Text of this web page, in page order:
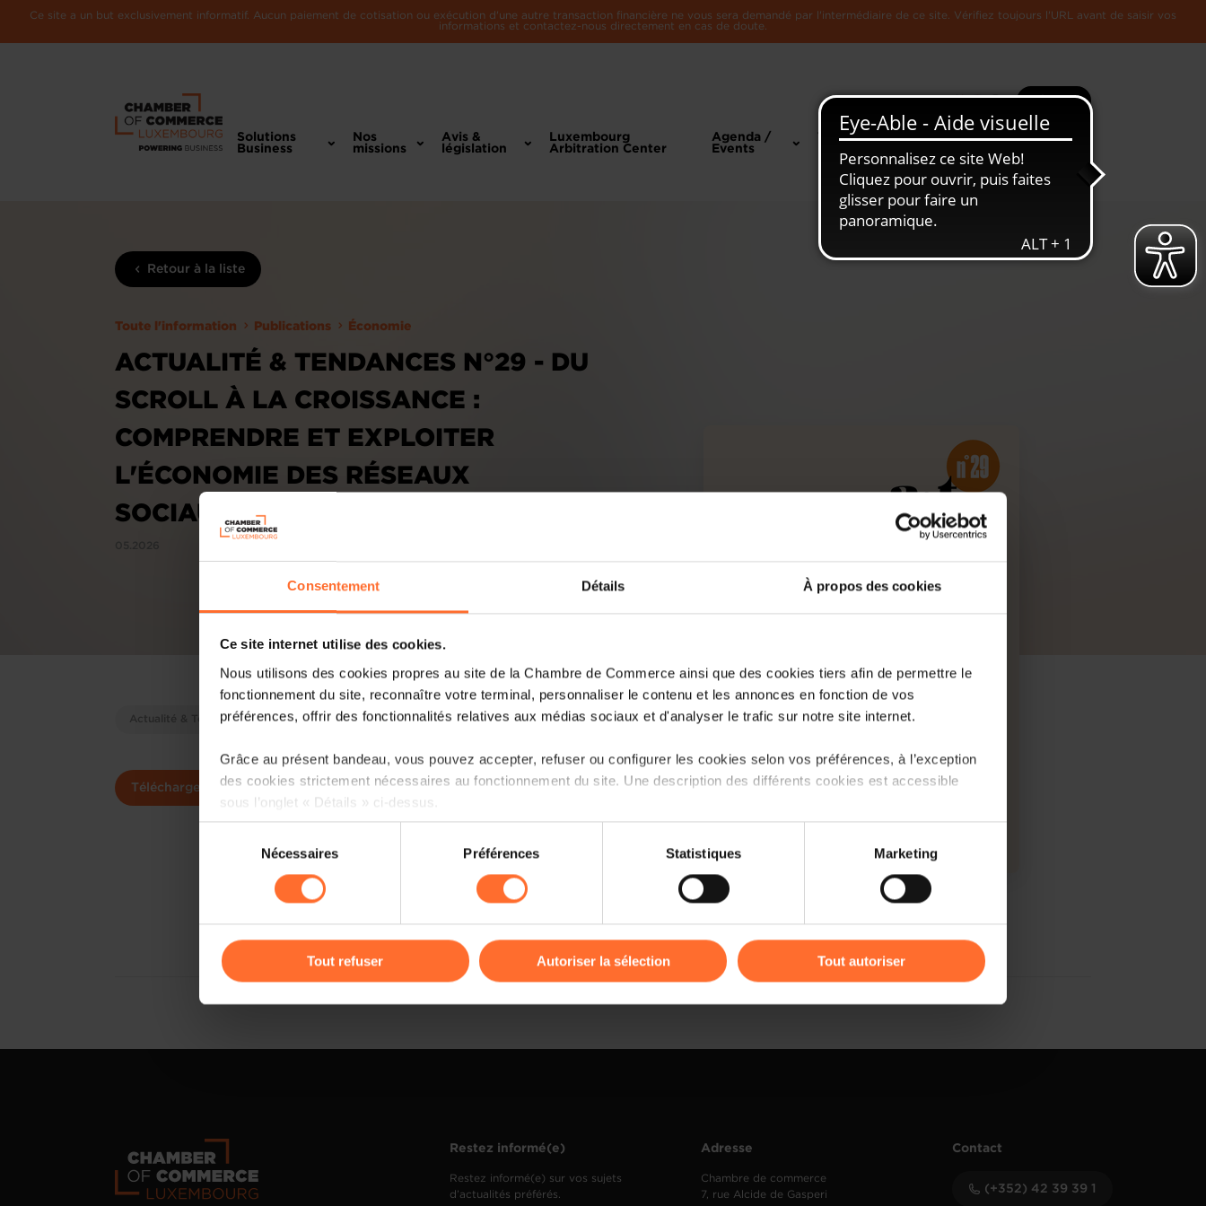
Consentement Détails À propos des cookies
Ce site internet utilise des cookies.
Nous utilisons des cookies propres au site de la Chambre de Commerce ainsi que des cookies tiers afin de permettre le
fonctionnement du site, reconnaître votre terminal, personnaliser le contenu et les annonces en fonction de vos
préférences, offrir des fonctionnalités relatives aux médias sociaux et d'analyser le trafic sur notre site internet.
Grâce au présent bandeau, vous pouvez accepter, refuser ou configurer les cookies selon vos préférences, à l’exception
des cookies strictement nécessaires au fonctionnement du site. Une description des différents cookies est accessible
sous l’onglet « Détails » ci-dessus.
Il est précisé que la navigation sur le site et certaines fonctionnalités (ex : lecture de vidéos, partage sur les réseaux
sociaux, sauvegarde des préférences de lecture vidéo, personnalisation de l’affichage du site) peuvent être affectées en
cas de refus de tous les cookies ou des cookies non nécessaires.
gauche de chaque page.
consentement
Nécessaires Préférences Statistiques Marketing
Tout refuser Autoriser la sélection Tout autoriser
Ce site a un but exclusivement informatif. Aucun paiement de cotisation ou exécution d'une autre transaction financière ne vous sera demandé par l'intermédiaire de ce site. Vérifiez toujours l'URL avant de saisir vos
informations et contactez-nous directement en cas de doute.
Recherche Plus
Solutions
Business
Nos
missions
Avis &
législation
Luxembourg
Arbitration Center
Agenda /
Events
Toute
L'Economie
Retour à la liste
Toute l'information Publications Économie
ACTUALITÉ & TENDANCES N°29 - DU
SCROLL À LA CROISSANCE :
COMPRENDRE ET EXPLOITER
L'ÉCONOMIE DES RÉSEAUX
SOCIAUX AU LUXEMBOURG
Actualité & Tendances
Télécharger Commander version imprimée
PDF, 4.0 Mo
Restez informé(e)
Restez informé(e) sur vos sujets
d’actualités préférés.
Adresse
Chambre de commerce
7, rue Alcide de Gasperi
Contact
(+352) 42 39 39 1